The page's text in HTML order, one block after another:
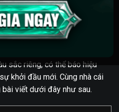
mở nhiều suy ngẫm về tâm
sắc riêng, có thể báo hiệu
khởi đầu mới. Cùng nhà cái
viết dưới đây như sau.